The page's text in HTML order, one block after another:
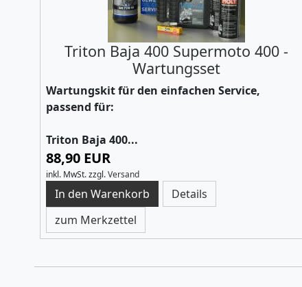
Triton Baja 400 Supermoto 400 -
Wartungsset
Wartungskit für den einfachen Service,
passend für:
Triton Baja 400...
88,90 EUR
inkl. MwSt.zzgl.Versand
Details
zum Merkzettel